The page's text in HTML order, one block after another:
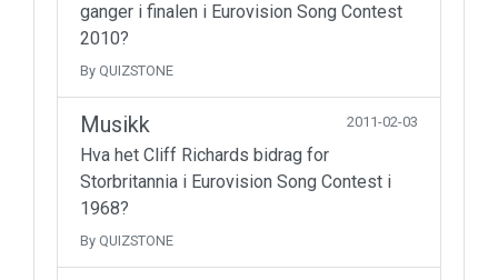
ganger i finalen i Eurovision Song Contest
2010?
By QUIZSTONE
Musikk 2011-02-03
Hva het Cliff Richards bidrag for
Storbritannia i Eurovision Song Contest i
1968?
By QUIZSTONE